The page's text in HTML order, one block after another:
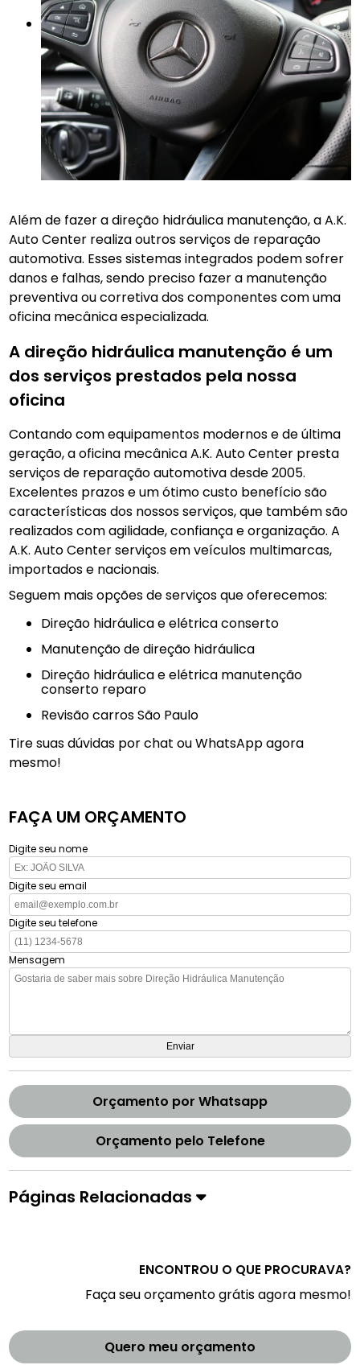
Além de fazer a direção hidráulica manutenção, a A.K.
Auto Center realiza outros serviços de reparação
automotiva. Esses sistemas integrados podem sofrer
danos e falhas, sendo preciso fazer a manutenção
preventiva ou corretiva dos componentes com uma
oficina mecânica especializada.
A direção hidráulica manutenção é um
dos serviços prestados pela nossa
oficina
Contando com equipamentos modernos e de última
geração, a oficina mecânica A.K. Auto Center presta
serviços de reparação automotiva desde 2005.
Excelentes prazos e um ótimo custo benefício são
características dos nossos serviços, que também são
realizados com agilidade, confiança e organização. A
A.K. Auto Center serviços em veículos multimarcas,
importados e nacionais.
Seguem mais opções de serviços que oferecemos:
direção hidráulica e elétrica conserto
manutenção de direção hidráulica
direção hidráulica e elétrica manutenção
conserto reparo
revisão carros São Paulo
Tire suas dúvidas por chat ou WhatsApp agora
mesmo!
FAÇA UM ORÇAMENTO
Digite seu nome
Digite seu email
Digite seu telefone
Mensagem
Orçamento por Whatsapp
Orçamento pelo Telefone
Páginas Relacionadas
ENCONTROU O QUE PROCURAVA?
Faça seu orçamento grátis agora mesmo!
Quero meu orçamento